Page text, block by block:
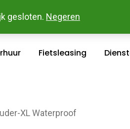
gesloten. Negeren
In Groot Kasterlee
Fietsleasing
XL Waterproof